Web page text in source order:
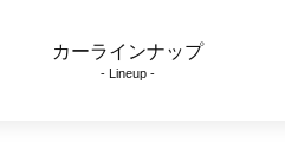
カーラインナップ
- Lineup -